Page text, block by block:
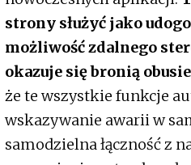
strony służyć jako
możliwość zdalnego
okazuje się bronią
że te wszystkie funkcje
wskazywanie awarii w
samodzielna łączność z